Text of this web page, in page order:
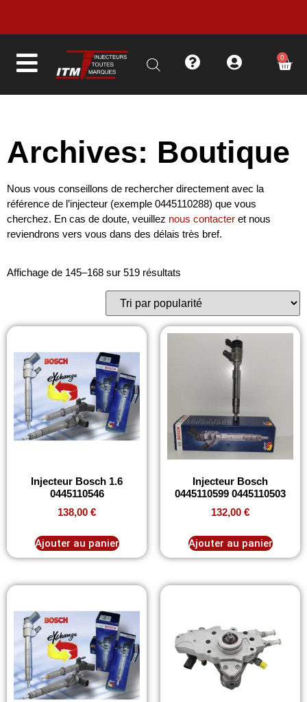
LIVRAISON EN MOINS DE 48H 0
Archives: Boutique
Nous vous conseillons de rechercher directement avec la
référence de l’injecteur (exemple 0445110288) que vous
cherchez. En cas de doute, veuillez nous contacter et nous
reviendrons vers vous dans des délais très bref.
Affichage de 145–168 sur 519 résultats
Injecteur Bosch 1.6
0445110546
138,00 €
Ajouter au panier
Injecteur Bosch
0445110599 0445110503
132,00 €
Ajouter au panier